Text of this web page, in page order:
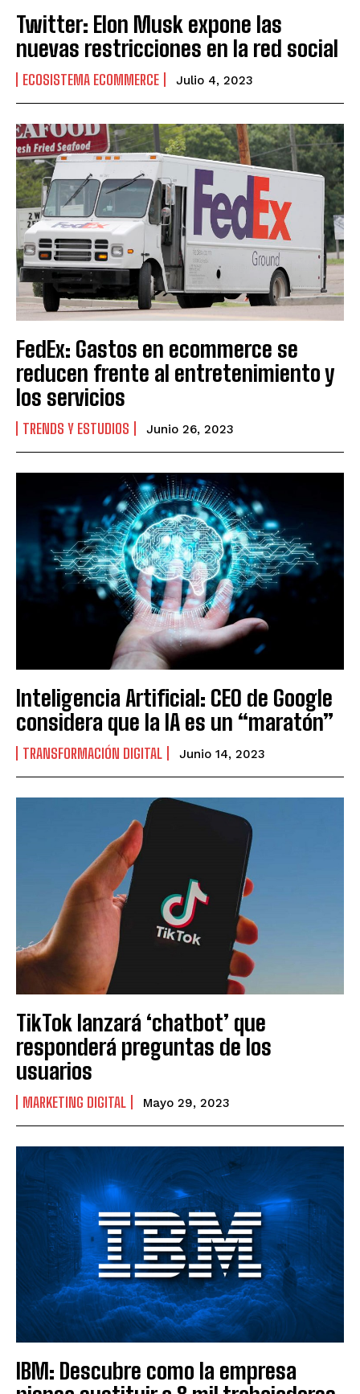
Twitter: Elon Musk expone las
nuevas restricciones en la red social
ECOSISTEMA ECOMMERCE Julio 4, 2023
FedEx: Gastos en ecommerce se
reducen frente al entretenimiento y
los servicios
TRENDS Y ESTUDIOS Junio 26, 2023
Inteligencia Artificial: CEO de Google
considera que la IA es un “maratón”
TRANSFORMACIÓN DIGITAL Junio 14, 2023
TikTok lanzará ‘chatbot’ que
responderá preguntas de los
usuarios
MARKETING DIGITAL Mayo 29, 2023
IBM: Descubre como la empresa